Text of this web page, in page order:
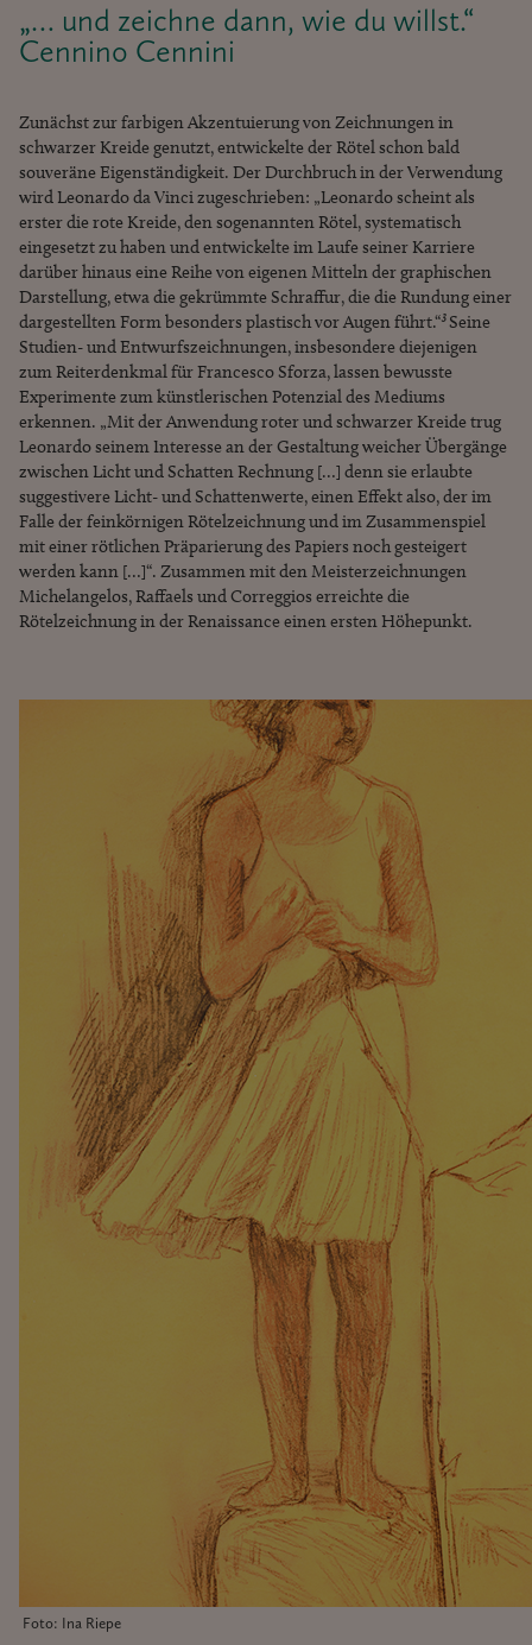
„… und zeichne dann, wie du willst.“
Cennino Cennini
Zunächst zur farbigen Akzentuierung von Zeichnungen in
schwarzer Kreide genutzt, entwickelte der Rötel schon bald
souveräne Eigenständigkeit. Der Durchbruch in der Verwendung
wird Leonardo da Vinci zugeschrieben: „Leonardo scheint als
erster die rote Kreide, den sogenannten Rötel, systematisch
eingesetzt zu haben und entwickelte im Laufe seiner Karriere
darüber hinaus eine Reihe von eigenen Mitteln der graphischen
Darstellung, etwa die gekrümmte Schraffur, die die Rundung einer
dargestellten Form besonders plastisch vor Augen führt.“³Seine
Studien- und Entwurfszeichnungen, insbesondere diejenigen
zum Reiterdenkmal für Francesco Sforza, lassen bewusste
Experimente zum künstlerischen Potenzial des Mediums
erkennen. „Mit der Anwendung roter und schwarzer Kreide trug
Leonardo seinem Interesse an der Gestaltung weicher Übergänge
zwischen Licht und Schatten Rechnung […] denn sie erlaubte
suggestivere Licht- und Schattenwerte, einen Effekt also, der im
Falle der feinkörnigen Rötelzeichnung und im Zusammenspiel
mit einer rötlichen Präparierung des Papiers noch gesteigert
werden kann […]“. Zusammen mit den Meisterzeichnungen
Michelangelos, Raffaels und Correggios erreichte die
Rötelzeichnung in der Renaissance einen ersten Höhepunkt.
Foto: Ina Riepe